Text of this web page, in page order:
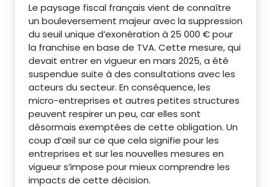
Le paysage fiscal français vient de connaître
un bouleversement majeur avec la suppression
du seuil unique d’exonération à 25 000 € pour
la franchise en base de TVA. Cette mesure, qui
devait entrer en vigueur en mars 2025, a été
suspendue suite à des consultations avec les
acteurs du secteur. En conséquence, les
micro-entreprises et autres petites structures
peuvent respirer un peu, car elles sont
désormais exemptées de cette obligation. Un
coup d’œil sur ce que cela signifie pour les
entreprises et sur les nouvelles mesures en
vigueur s’impose pour mieux comprendre les
impacts de cette décision.